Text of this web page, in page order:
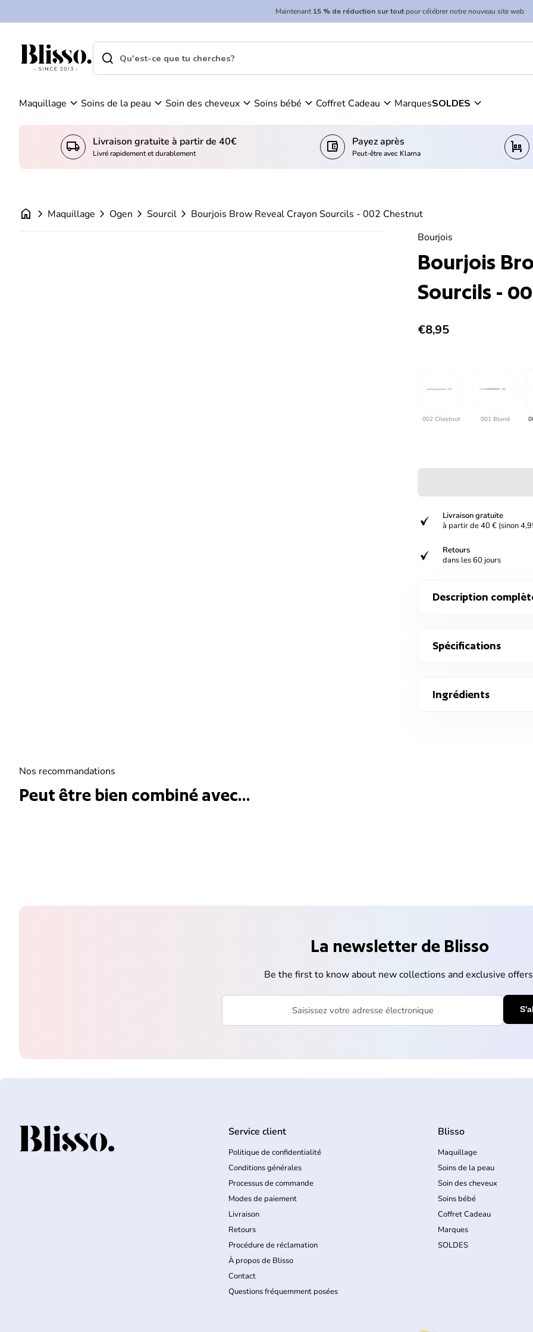
Bourjois Brow Reveal Crayon Sourcils - 002 Chestnut
Maintenant15 % de réduction sur toutpour célébrer notre nouveau site web
Accueil
m
ir
on
pa
shopping_cart
Accueil
Recherche"
search
Maquillage expand_more Soins de la peau expand_more Soin des cheveux expand_more Soins bébé expand_more Coffret Cadeau expand_more MarquesSOLDES expand_more
local_shipping Livraison gratuite à partir de 40€
Livré rapidement et durablement account_balance_wallet Payez après
Peut-être avec Klarna trolley
home chevron_right Maquillage chevron_right Ogen chevron_right Sourcil chevron_right Bourjois Brow Reveal Crayon Sourcils - 002 Chestnut
Bourjois
Bourjois
Sourcils -
Prix normal
€8,95
002 Chestnut 001 Blond
verified
Livraison gratuite
à partir de 40 € (sinon
verified
Retours
dans les 60 jours
Description
Spécifications
Ingrédients
Nos recommandations
Peut être bien combiné avec...
La newsletter de Blisso
Be the first to know about new collections and exclusive
Saisissez votre adresse électronique
Accueil Service client
Politique de confidentialité
Conditions générales
Processus de commande
Modes de paiement
Livraison
Retours
Procédure de réclamation
À propos de Blisso
Contact
Questions fréquemment posées
Blisso
Maquillage
Soins de la peau
Soin des cheveux
Soins bébé
Coffret Cadeau
Marques
SOLDES